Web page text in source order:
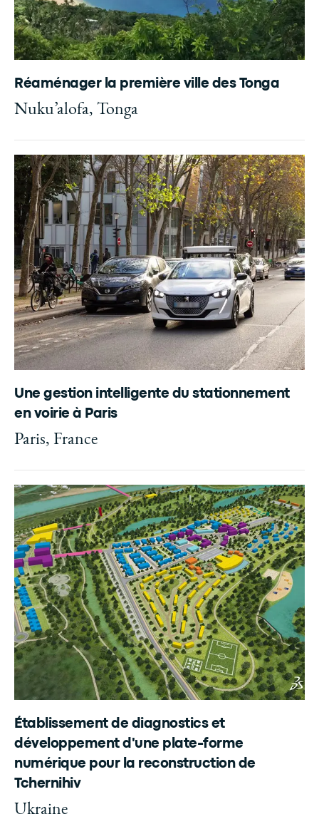
Réaménager la première ville des Tonga
Nuku’alofa, Tonga
Une gestion intelligente du stationnement
en voirie à Paris
Paris, France
Établissement de diagnostics et
développement d'une plate-forme
numérique pour la reconstruction de
Tchernihiv
Ukraine